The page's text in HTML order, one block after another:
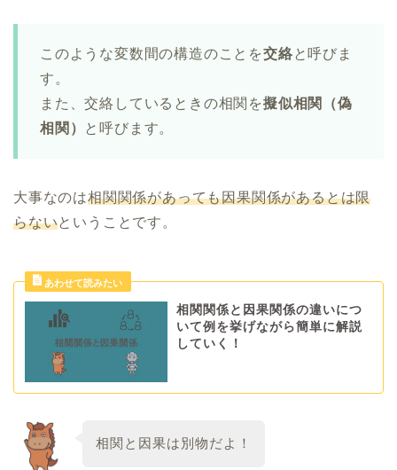
このような変数間の構造のことを交絡 と呼びま
す。
また、交絡しているときの相関を擬似相関（偽
相関）
と呼びます。
大事なのは相関関係があっても因果関係があるとは限
らないということです。
相関関係と因果関係の違いにつ
いて例を挙げながら簡単に解説
していく！
相関と因果は別物だよ！